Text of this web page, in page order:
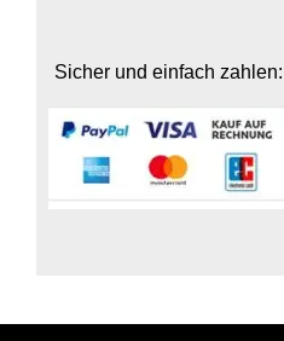
Sicher und einfach zahlen: